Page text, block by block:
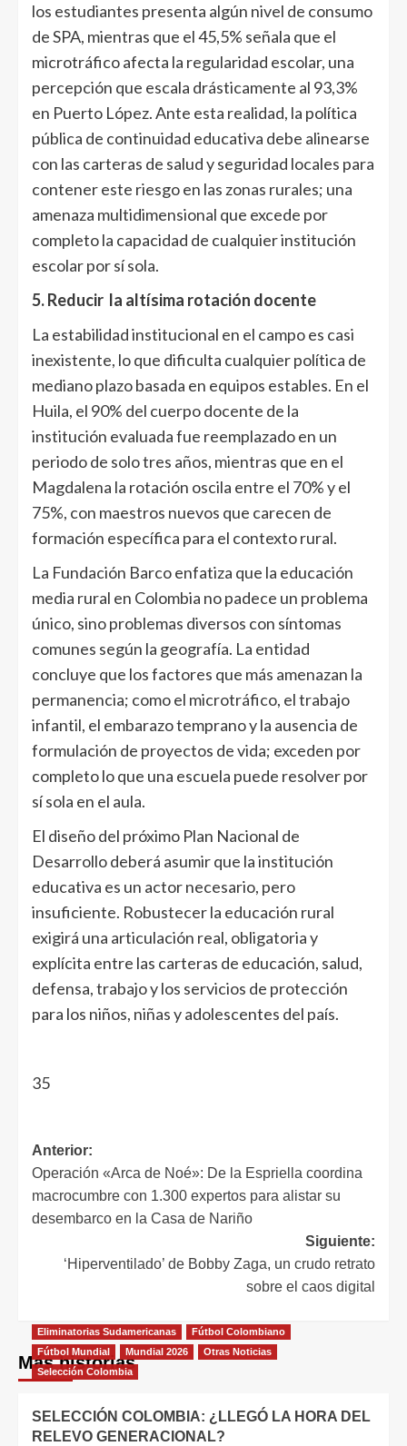
los estudiantes presenta algún nivel de consumo
de SPA, mientras que el 45,5% señala que el
microtráfico afecta la regularidad escolar, una
percepción que escala drásticamente al 93,3%
en Puerto López. Ante esta realidad, la política
pública de continuidad educativa debe alinearse
con las carteras de salud y seguridad locales para
contener este riesgo en las zonas rurales; una
amenaza multidimensional que excede por
completo la capacidad de cualquier institución
escolar por sí sola.
5. Reducir la altísima rotación docente
La estabilidad institucional en el campo es casi
inexistente, lo que dificulta cualquier política de
mediano plazo basada en equipos estables. En el
Huila, el 90% del cuerpo docente de la
institución evaluada fue reemplazado en un
periodo de solo tres años, mientras que en el
Magdalena la rotación oscila entre el 70% y el
75%, con maestros nuevos que carecen de
formación específica para el contexto rural.
La Fundación Barco enfatiza que la educación
media rural en Colombia no padece un problema
único, sino problemas diversos con síntomas
comunes según la geografía. La entidad
concluye que los factores que más amenazan la
permanencia; como el microtráfico, el trabajo
infantil, el embarazo temprano y la ausencia de
formulación de proyectos de vida; exceden por
completo lo que una escuela puede resolver por
sí sola en el aula.
El diseño del próximo Plan Nacional de
Desarrollo deberá asumir que la institución
educativa es un actor necesario, pero
insuficiente. Robustecer la educación rural
exigirá una articulación real, obligatoria y
explícita entre las carteras de educación, salud,
defensa, trabajo y los servicios de protección
para los niños, niñas y adolescentes del país.
35
Anterior:
Operación «Arca de Noé»: De la Espriella coordina
macrocumbre con 1.300 expertos para alistar su
desembarco en la Casa de Nariño
Siguiente:
‘Hiperventilado’ de Bobby Zaga, un crudo retrato
sobre el caos digital
Más historias
Eliminatorias Sudamericanas
Fútbol Colombiano
Fútbol Mundial
Mundial 2026
Otras Noticias
Selección Colombia
SELECCIÓN COLOMBIA: ¿LLEGÓ LA HORA DEL
RELEVO GENERACIONAL?